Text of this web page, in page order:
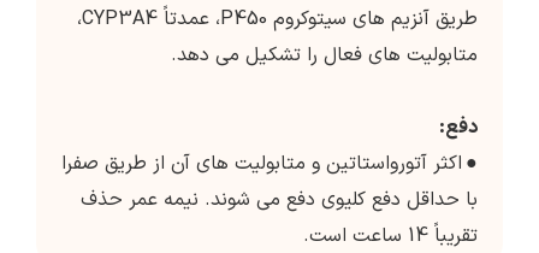
طریق آنزیم های سیتوکروم P450، عمدتاً CYP3A4،
متابولیت های فعال را تشکیل می دهد.
دفع:
● اکثر آتورواستاتین و متابولیت های آن از طریق صفرا
با حداقل دفع کلیوی دفع می شوند. نیمه عمر حذف
تقریباً 14 ساعت است.